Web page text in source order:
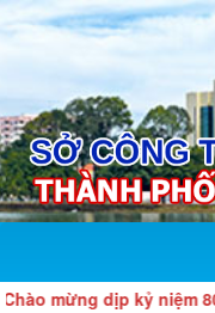
dịp kỷ niệm 80 năm